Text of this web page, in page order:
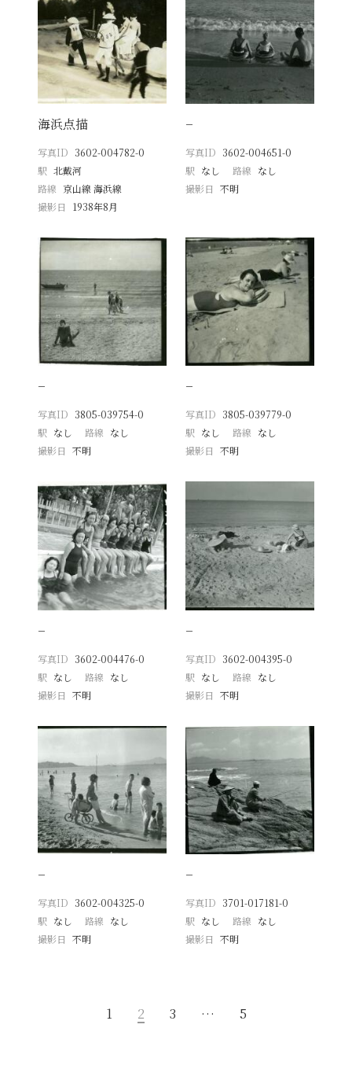
海浜点描
写真ID 3602-004782-0
駅 北戴河
路線 京山線 海浜線
撮影日
1938年8月
−
写真ID 3602-004651-0
駅 なし 路線 なし
撮影日 不明
−
写真ID 3805-039754-0
駅 なし 路線 なし
撮影日
不明
−
写真ID 3805-039779-0
駅 なし 路線 なし
撮影日 不明
−
写真ID 3602-004476-0
駅 なし 路線 なし
撮影日
不明
−
写真ID 3602-004395-0
駅 なし 路線 なし
撮影日 不明
−
写真ID 3602-004325-0
駅 なし 路線 なし
撮影日
不明
−
写真ID 3701-017181-0
駅 なし 路線 なし
撮影日 不明
1 2 3 … 5